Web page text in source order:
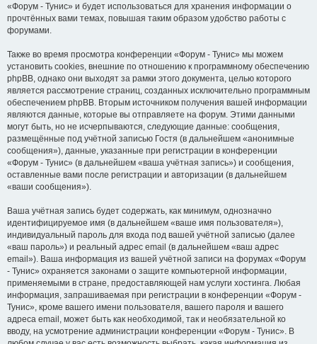
«Форум - Тунис» и будет использоваться для хранения информации о
прочтённых вами темах, повышая таким образом удобство работы с
форумами.
Также во время просмотра конференции «Форум - Тунис» мы можем
установить cookies, внешние по отношению к программному обеспечению
phpBB, однако они выходят за рамки этого документа, целью которого
является рассмотрение страниц, созданных исключительно программным
обеспечением phpBB. Вторым источником получения вашей информации
являются данные, которые вы отправляете на форум. Этими данными
могут быть, но не исчерпываются, следующие данные: сообщения,
размещённые под учётной записью Гостя (в дальнейшем «анонимные
сообщения»), данные, указанные при регистрации в конференции
«Форум - Тунис» (в дальнейшем «ваша учётная запись») и сообщения,
оставленные вами после регистрации и авторизации (в дальнейшем
«ваши сообщения»).
Ваша учётная запись будет содержать, как минимум, однозначно
идентифицируемое имя (в дальнейшем «ваше имя пользователя»),
индивидуальный пароль для входа под вашей учётной записью (далее
«ваш пароль») и реальный адрес email (в дальнейшем «ваш адрес
email»). Ваша информация из вашей учётной записи на форумах «Форум
- Тунис» охраняется законами о защите компьютерной информации,
применяемыми в стране, предоставляющей нам услуги хостинга. Любая
информация, запрашиваемая при регистрации в конференции «Форум -
Тунис», кроме вашего имени пользователя, вашего пароля и вашего
адреса email, может быть как необходимой, так и необязательной ко
вводу, на усмотрение администрации конференции «Форум - Тунис». В